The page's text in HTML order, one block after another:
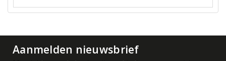
Aanmelden nieuwsbrief